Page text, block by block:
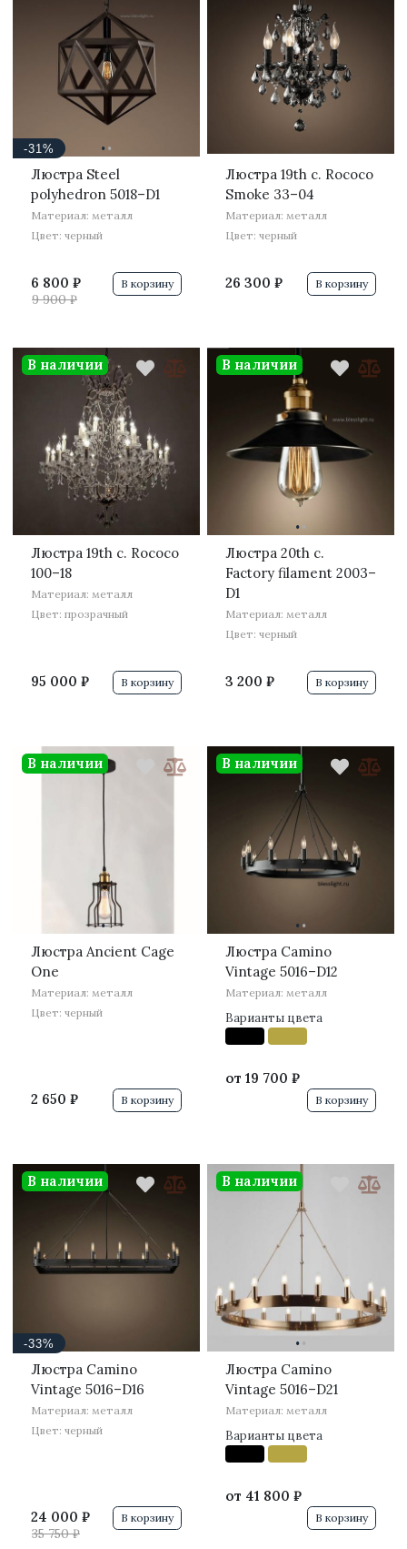
··
-31%
Люстра Steel
polyhedron 5018–D1
Материал: металл
Цвет: черный
6 800 ₽
9 900 ₽
В корзину
Люстра 19th c. Rococo
Smoke 33–04
Материал: металл
Цвет: черный
26 300 ₽ В корзину
Люстра 19th c. Rococo
100–18
Материал: металл
Цвет: прозрачный
95 000 ₽
В наличии
В корзину
··
Люстра 20th c.
Factory filament 2003–
D1
Материал: металл
Цвет: черный
3 200 ₽
В наличии
В корзину
··
Люстра Ancient Cage
One
Материал: металл
Цвет: черный
2 650 ₽
В наличии
В корзину
··
Люстра Camino
Vintage 5016–D12
Материал: металл
Варианты цвета
от 19 700 ₽
В наличии
В корзину
-33%
Люстра Camino
Vintage 5016–D16
Материал: металл
Цвет: черный
24 000 ₽
35 750 ₽
В наличии
В корзину
··
Люстра Camino
Vintage 5016–D21
Материал: металл
Варианты цвета
от 41 800 ₽
В наличии
В корзину